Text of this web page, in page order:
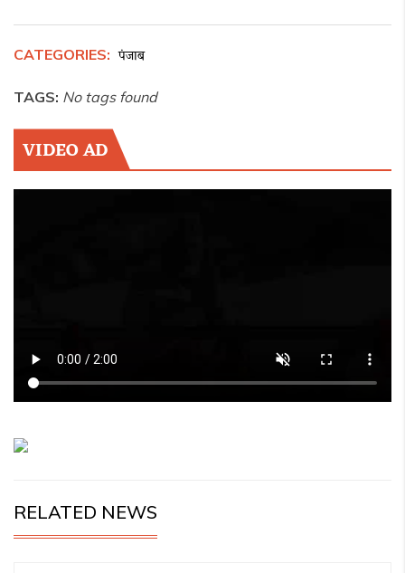
CATEGORIES: पंजाब
TAGS: No tags found
VIDEO AD
RELATED NEWS